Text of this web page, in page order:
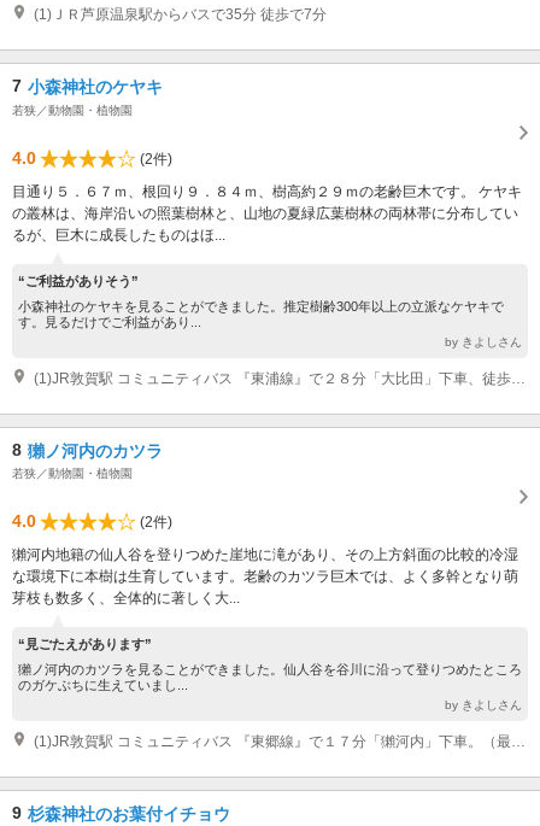
(1)ＪＲ芦原温泉駅からバスで35分 徒歩で7分
7 小森神社のケヤキ
若狭／動物園・植物園
4.0
(2件)
目通り５．６７ｍ、根回り９．８４ｍ、樹高約２９ｍの老齢巨木です。 ケヤキ
の叢林は、海岸沿いの照葉樹林と、山地の夏緑広葉樹林の両林帯に分布してい
るが、巨木に成長したものはほ...
“ご利益がありそう”
小森神社のケヤキを見ることができました。推定樹齢300年以上の立派なケヤキで
す。見るだけでご利益があり...
by きよしさん
8 獺ノ河内のカツラ
若狭／動物園・植物園
4.0
(2件)
獺河内地籍の仙人谷を登りつめた崖地に滝があり、その上方斜面の比較的冷湿
な環境下に本樹は生育しています。老齢のカツラ巨木では、よく多幹となり萌
芽枝も数多く、全体的に著しく大...
“見ごたえがあります”
獺ノ河内のカツラを見ることができました。仙人谷を谷川に沿って登りつめたところ
のガケぶちに生えていまし...
by きよしさん
(1)JR敦賀駅 コミュニティバス 『東郷線』で１７分「獺河内」下車。（最大２８分）予約制バスのため事前予約が必要です。予約専用電話番号 ０７７０-２４-３５５５ （毎日 午前８時から午後５時 発車時刻の１週間前から１時間前までに 電話してください。） 北陸自動車道・敦賀IC 車 15分
9 杉森神社のお葉付イチョウ